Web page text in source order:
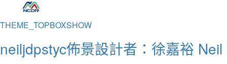
THEME_TOPBOXSHOW
neiljdpstyc佈景設計者：徐嘉裕